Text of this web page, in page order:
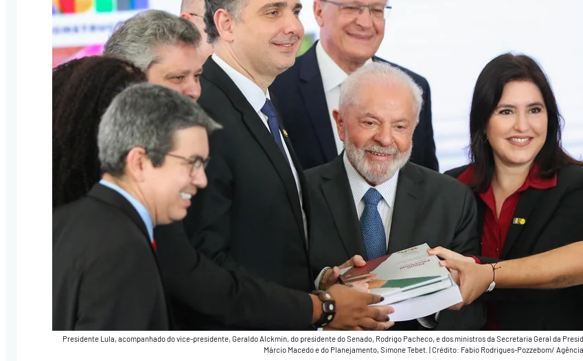
Presidente Lula, acompanhado do vice-presidente, Geraldo Alckmin, do presidente do Senado, Rodrigo Pacheco, e dos ministros da Secretaria Geral da
Márcio Macedo e do Planejamento, Simone Tebet.
Crédito: Fabio Rodrigues-Pozzebom/